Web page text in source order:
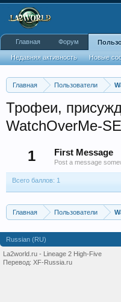
Главная Пользователи
Трофеи,
WatchOverMe-SE
1
First Message
Post a message
Всего баллов: 1
Главная Пользователи
Главная Форум
Недавняя активность Новые
Russian (RU)
La2world.ru - Lineage 2 High-Five
Перевод: XF-Russia.ru